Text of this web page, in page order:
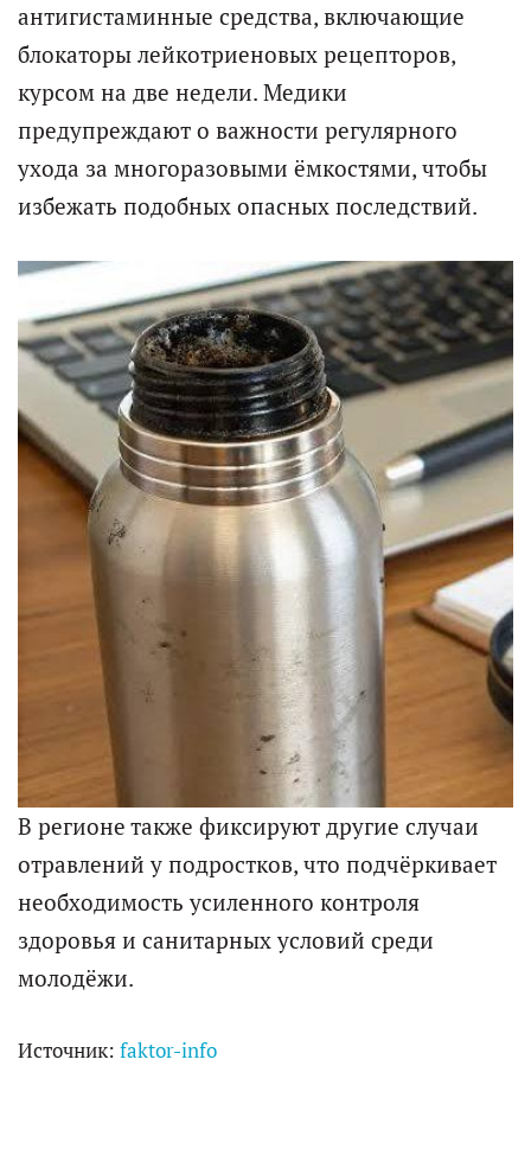
антигистаминные средства, включающие
блокаторы лейкотриеновых рецепторов,
курсом на две недели. Медики
предупреждают о важности регулярного
ухода за многоразовыми ёмкостями, чтобы
избежать подобных опасных последствий.​
В регионе также фиксируют другие случаи
отравлений у подростков, что подчёркивает
необходимость усиленного контроля
здоровья и санитарных условий среди
молодёжи.
Источник: faktor-info